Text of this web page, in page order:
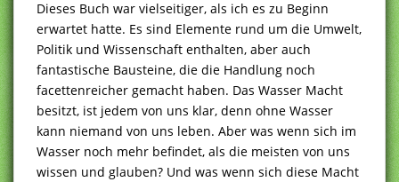
Dieses Buch war vielseitiger, als ich es zu Beginn
erwartet hatte. Es sind Elemente rund um die Umwelt,
Politik und Wissenschaft enthalten, aber auch
fantastische Bausteine, die die Handlung noch
facettenreicher gemacht haben. Das Wasser Macht
besitzt, ist jedem von uns klar, denn ohne Wasser
kann niemand von uns leben. Aber was wenn sich im
Wasser noch mehr befindet, als die meisten von uns
wissen und glauben? Und was wenn sich diese Macht